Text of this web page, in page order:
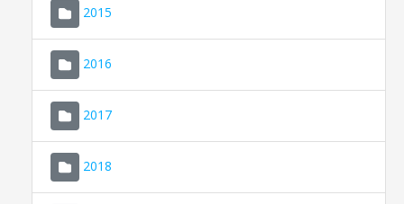
2015
2016
2017
2018